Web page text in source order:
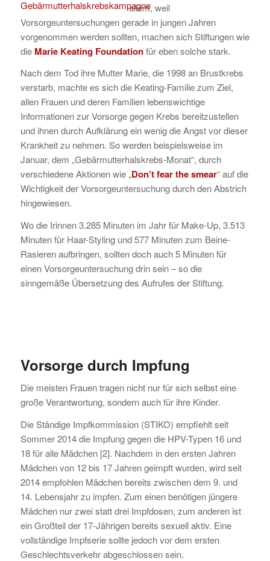
allem, weil
Vorsorgeuntersuchungen gerade in jungen Jahren
vorgenommen werden sollten, machen sich Stiftungen wie
die Marie Keating Foundationfür eben solche stark.
Nach dem Tod ihre Mutter Marie, die 1998 an Brustkrebs
verstarb, machte es sich die Keating-Familie zum Ziel,
allen Frauen und deren Familien lebenswichtige
Informationen zur Vorsorge gegen Krebs bereitzustellen
und ihnen durch Aufklärung ein wenig die Angst vor dieser
Krankheit zu nehmen. So werden beispielsweise im
Januar, dem „Gebärmutterhalskrebs-Monat“, durch
verschiedene Aktionen wie „Don’t fear the smear“ auf die
Wichtigkeit der Vorsorgeuntersuchung durch den Abstrich
hingewiesen.
Wo die Irinnen 3.285 Minuten im Jahr für Make-Up, 3.513
Minuten für Haar-Styling und 577 Minuten zum Beine-
Rasieren aufbringen, sollten doch auch 5 Minuten für
einen Vorsorgeuntersuchung drin sein – so die
sinngemäße Übersetzung des Aufrufes der Stiftung.
Vorsorge durch Impfung
Die meisten Frauen tragen nicht nur für sich selbst eine
große Verantwortung, sondern auch für ihre Kinder.
Die Ständige Impfkommission (STIKO) empfiehlt seit
Sommer 2014 die Impfung gegen die HPV-Typen 16 und
18 für alle Mädchen [2]. Nachdem in den ersten Jahren
Mädchen von 12 bis 17 Jahren geimpft wurden, wird seit
2014 empfohlen Mädchen bereits zwischen dem 9. und
14. Lebensjahr zu impfen. Zum einen benötigen jüngere
Mädchen nur zwei statt drei Impfdosen, zum anderen ist
ein Großteil der 17-Jährigen bereits sexuell aktiv. Eine
vollständige Impfserie sollte jedoch vor dem ersten
Geschlechtsverkehr abgeschlossen sein.